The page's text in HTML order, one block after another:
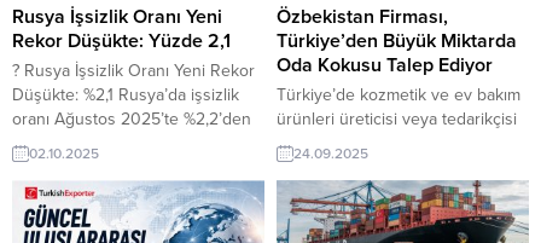
Firması, Streç Film Rulo Satın
Almak İstiyorKolombiya Şirketi,...
İzolasyon İthalat
TalepleriHollanda’dan...
Rusya İşsizlik Oranı Yeni
Rekor Düşükte: Yüzde 2,1
? Rusya İşsizlik Oranı Yeni Rekor
Düşükte: %2,1 Rusya’da işsizlik
oranı Ağustos 2025’te %2,2’den
%2,1’e gerileyerek tarihi düşük
seviyeye indi. Analistlerin sabit
kalmasını beklediği bu veri,
işgücü piyasasındaki daralmanın
02.10.2025
Özbekistan Firması,
Türkiye’den Büyük Miktarda
Oda Kokusu Talep Ediyor
Türkiye’de kozmetik ve ev bakım
ürünleri üreticisi veya tedarikçisi
olan ihracatçı firmalar için,
Özbekistan’dan gelen oda
kokusu ithalat talebi yeni bir
ihracat pazarı fırsatı sunuyor. Bu
24.09.2025